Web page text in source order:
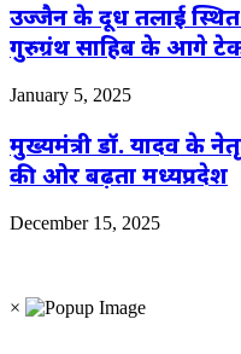
उज्जैन के दूध तलाई स्थित
गुरुग्रंथ साहिब के आगे
January 5, 2025
मुख्यमंत्री डॉ. यादव के
की ओर बढ़ता मध्यप्रदेश
December 15, 2025
×